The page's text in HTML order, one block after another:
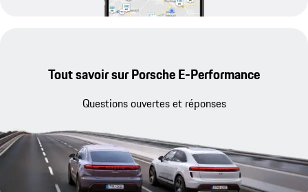
Tout savoir sur Porsche E-Performance
Questions ouvertes et réponses